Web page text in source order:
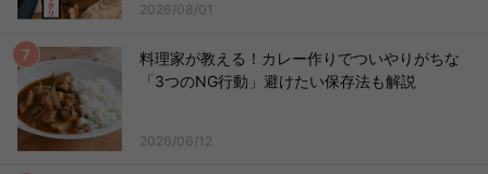
2026/08/01
料理家が教える！カレー作りでついやりがちな
「3つのNG行動」避けたい保存法も解説
2026/06/12